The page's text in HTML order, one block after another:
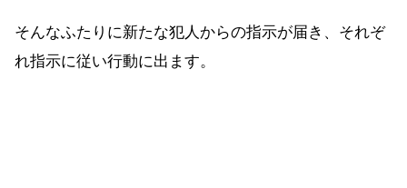
そんなふたりに新たな犯人からの指示が届き、それぞ
れ指示に従い行動に出ます。